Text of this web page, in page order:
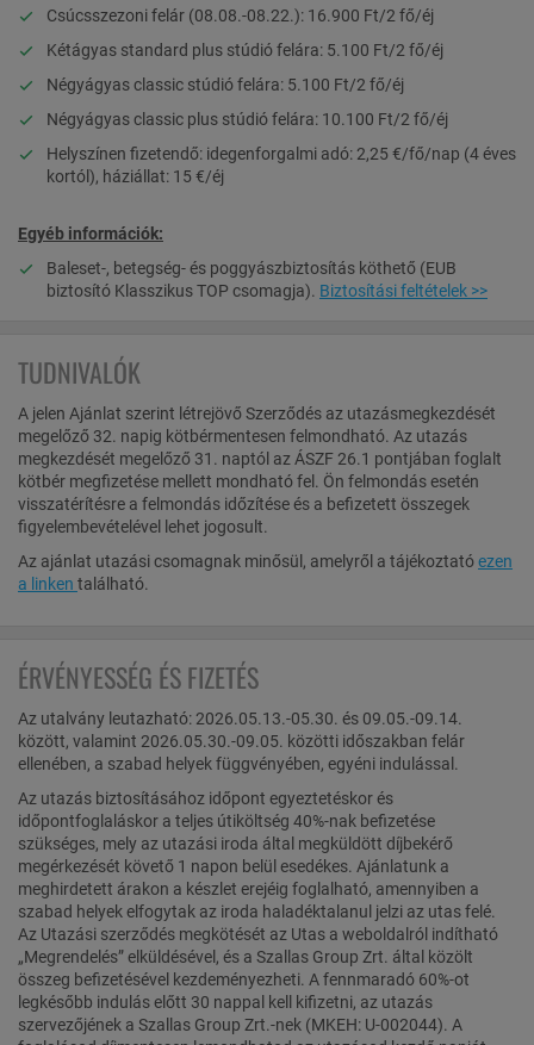
Csúcsszezoni felár (08.08.-08.22.): 16.900 Ft/2 fő/éj
Kétágyas standard plus stúdió felára: 5.100 Ft/2 fő/éj
Négyágyas classic stúdió felára: 5.100 Ft/2 fő/éj
Négyágyas classic plus stúdió felára: 10.100 Ft/2 fő/éj
Helyszínen fizetendő: idegenforgalmi adó: 2,25 €/fő/nap (4 éves
kortól), háziállat: 15 €/éj
Egyéb információk:
Baleset-, betegség- és poggyászbiztosítás köthető (EUB
biztosító Klasszikus TOP csomagja). Biztosítási feltételek >>
TUDNIVALÓK
A jelen Ajánlat szerint létrejövő Szerződés az utazásmegkezdését
megelőző 32. napig kötbérmentesen felmondható. Az utazás
megkezdését megelőző 31. naptól az ÁSZF 26.1 pontjában foglalt
kötbér megfizetése mellett mondható fel. Ön felmondás esetén
visszatérítésre a felmondás időzítése és a befizetett összegek
figyelembevételével lehet jogosult.
Az ajánlat utazási csomagnak minősül, amelyről a tájékoztatóezen
a linken található.
ÉRVÉNYESSÉG ÉS FIZETÉS
Az utalvány leutazható: 2026.05.13.-05.30. és 09.05.-09.14.
között, valamint 2026.05.30.-09.05. közötti időszakban felár
ellenében, a szabad helyek függvényében, egyéni indulással.
Az utazás biztosításához időpont egyeztetéskor és
időpontfoglaláskor a teljes útiköltség 40%-nak befizetése
szükséges, mely az utazási iroda által megküldött díjbekérő
megérkezését követő 1 napon belül esedékes. Ajánlatunk a
meghirdetett árakon a készlet erejéig foglalható, amennyiben a
szabad helyek elfogytak az iroda haladéktalanul jelzi az utas felé.
Az Utazási szerződés megkötését az Utas a weboldalról indítható
„Megrendelés” elküldésével, és a Szallas Group Zrt. által közölt
összeg befizetésével kezdeményezheti. A fennmaradó 60%-ot
legkésőbb indulás előtt 30 nappal kell kifizetni, az utazás
szervezőjének a Szallas Group Zrt.-nek (MKEH: U-002044). A